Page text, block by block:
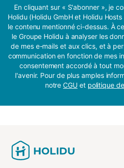
En cliquant sur « S'abonner », je
Holidu (Holidu GmbH et Holidu
le contenu mentionné ci-dessus. À
le Groupe Holidu à analyser les
de mes e-mails et aux clics, et à
communication en fonction de mes
consentement accordé à tout
l'avenir. Pour de plus amples
notreCGU et politique